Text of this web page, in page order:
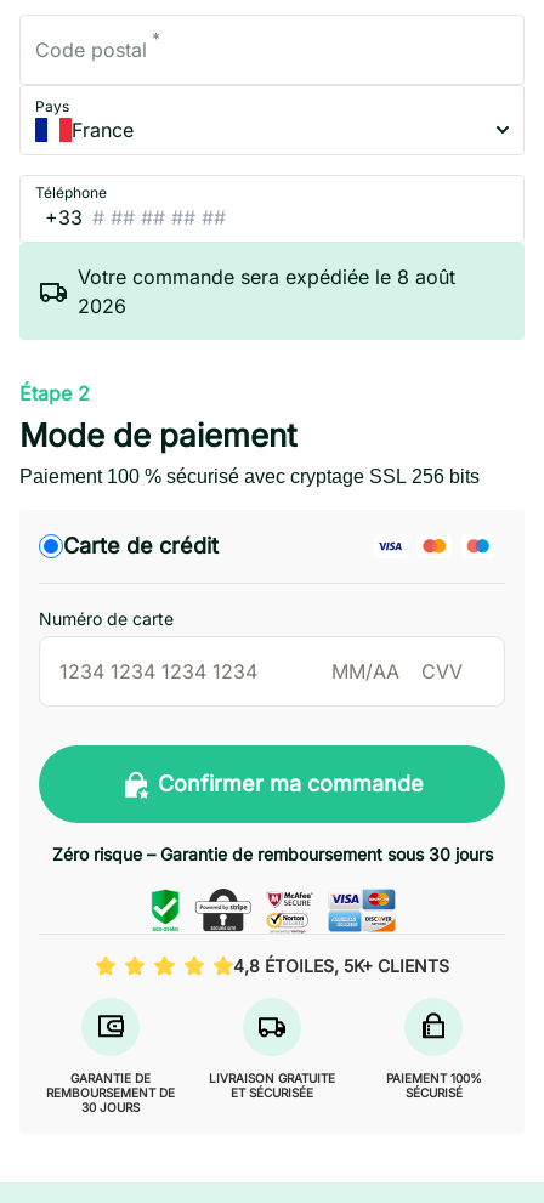
Code postal *
Pays
France
Téléphone
+33
Votre commande sera expédiée le 8 août
2026
Étape 2
Mode de paiement
Paiement 100 % sécurisé avec cryptage SSL 256 bits
Carte de crédit
Numéro de carte
Confirmer ma commande
Zéro risque – Garantie de remboursement sous 30 jours
4,8 ÉTOILES, 5K+ CLIENTS
GARANTIE DE
REMBOURSEMENT DE
30 JOURS
LIVRAISON GRATUITE
ET SÉCURISÉE
PAIEMENT 100%
SÉCURISÉ